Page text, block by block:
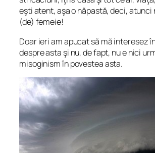
eşti atent, aşa o năpastă, deci, atunci
(de) femeie!
Doar ieri am apucat să mă interesez
despre asta şi nu, de fapt, nu e nici
misoginism în povestea asta.